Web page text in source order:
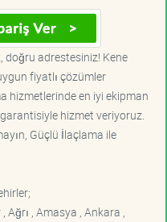
doğru adrestesiniz! Kene
fiyatlı çözümler
hizmetlerinde en iyi ekipman
hizmet veriyoruz.
Güçlü İlaçlama ile
, Amasya , Ankara ,